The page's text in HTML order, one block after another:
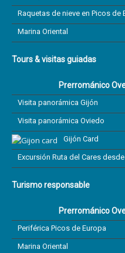
Raquetas de nieve en Picos de
Marina Oriental
Tours & visitas guiadas
Prerrománico
Visita panorámica Gijón
Visita panorámica Oviedo
Gijón Card
Excursión Ruta del Cares
Turismo responsable
Prerrománico
Periférica Picos de Europa
Marina Oriental